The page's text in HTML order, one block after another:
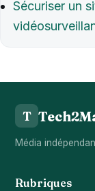
Sécuriser un
T
Média
Rubriques